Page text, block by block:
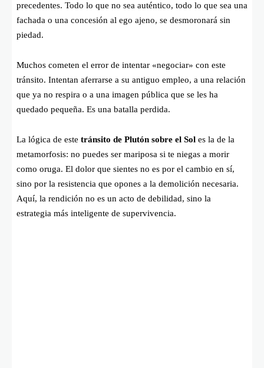
precedentes. Todo lo que no sea auténtico, todo lo que sea una
fachada o una concesión al ego ajeno, se desmoronará sin
piedad.
Muchos cometen el error de intentar «negociar» con este
tránsito. Intentan aferrarse a su antiguo empleo, a una relación
que ya no respira o a una imagen pública que se les ha
quedado pequeña. Es una batalla perdida.
La lógica de este tránsito de Plutón sobre el Sol es la de la
metamorfosis: no puedes ser mariposa si te niegas a morir
como oruga. El dolor que sientes no es por el cambio en sí,
sino por la resistencia que opones a la demolición necesaria.
Aquí, la rendición no es un acto de debilidad, sino la
estrategia más inteligente de supervivencia.